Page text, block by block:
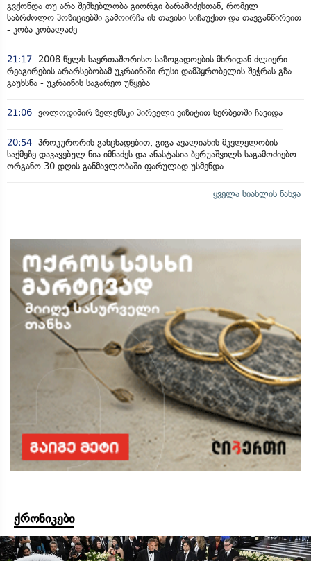
გვქონდა თუ არა შემხებლობა გიორგი ბარამიძესთან, რომელ
საბრძოლო პოზიციებში გამოირჩა ის თავისი სიჩაუქით და თავგანწირვით
- კობა კობალაძე
21:17
2008 წელს საერთაშორისო საზოგადოების მხრიდან ძლიერი
რეაგირების არარსებობამ უკრაინაში რუსი დამპყრობელის შეჭრას გზა
გაუხსნა - უკრაინის საგარეო უწყება
21:06 ვოლოდიმირ ზელენსკი პირველი ვიზიტით სერბეთში ჩავიდა
20:54 პროკურორის განცხადებით, გიგა ავალიანის მკვლელობის
საქმეზე დაკავებულ ნია იმნაძეს და ანასტასია ბერუაშვილს საგამოძიებო
ორგანო 30 დღის განმავლობაში ფარულად უსმენდა
ყველა სიახლის ნახვა
ქრონიკები